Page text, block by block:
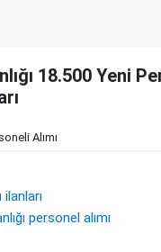
18.500 Yeni
Alımı
personel alımı